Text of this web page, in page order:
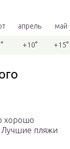
апрель май
+10° +15°
хорошо
Лучшие пляжи